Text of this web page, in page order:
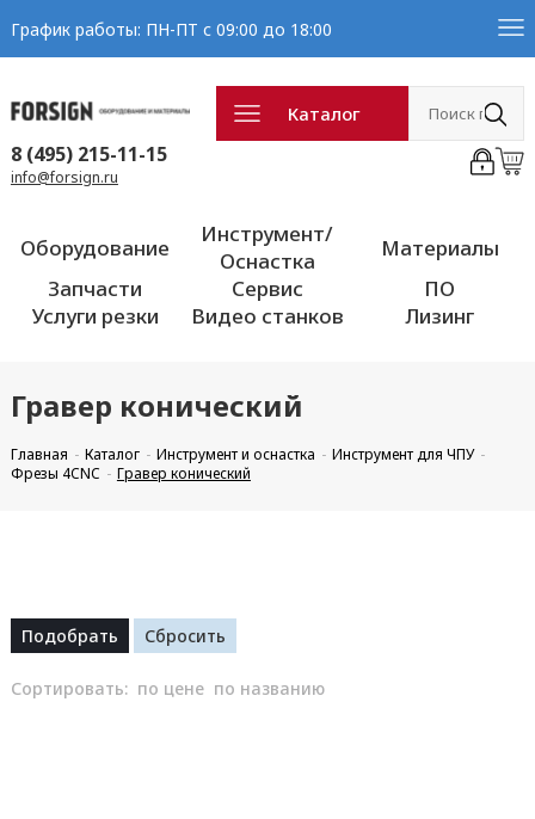
График работы: ПН-ПТ с 09:00 до 18:00
Каталог
8 (495) 215-11-15
info@forsign.ru
Оборудование
Инструмент/
Оснастка
Материалы
Запчасти
Сервис
ПО
Услуги резки
Видео станков Лизинг
Гравер конический
Главная Каталог Инструмент и оснастка
Инструмент для ЧПУ
Фрезы 4CNC
Гравер конический
Сортировать: по цене по названию